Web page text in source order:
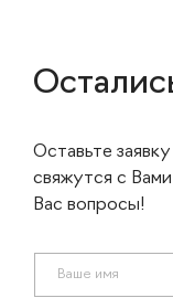
Оставьте
свяжутся с
Вас вопросы!